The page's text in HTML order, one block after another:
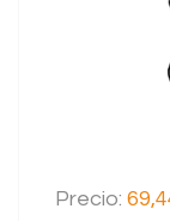
Precio: